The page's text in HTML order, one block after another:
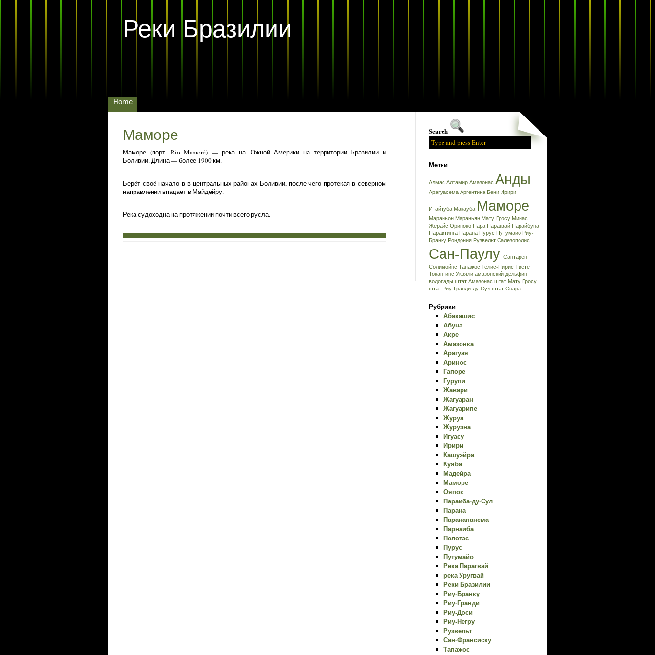
Реки Бразилии
Home
Маморе
Маморе (порт. Rio Mamoré) — река на Южной Америки на территории Бразилии и
Боливии. Длина — более 1900 км.
Берёт своё начало в в центральных районах Боливии, после чего протекая в северном
направлении впадает в Майдейру.
Река судоходна на протяжении почти всего русла.
Search
Метки
Алмас Алтамир Амазонас Анды
Арагуасема Аргентина Бени Ирири
Итайтуба Макауба Маморе
Мараньон Мараньян Мату-Гросу Минас-
Жерайс Ориноко Пара Парагвай Парайбуна
Парайтинга Парана Пурус Путумайо Риу-
Бранку Рондония Рузвельт Салезополис
Сан-Паулу Сантарен
Солимойнс Тапажос Телис-Пирис Тиете
Токантинс Укаяли амазонский дельфин
водопады штат Амазонас штат Мату-Гросу
штат Риу-Гранди-ду-Сул штат Сеара
Рубрики
Абакашис
Абуна
Акре
Амазонка
Арагуая
Аринос
Гапоре
Гурупи
Жавари
Жагуаран
Жагуарипе
Журуа
Журуэна
Игуасу
Ирири
Кашуэйра
Куяба
Мадейра
Маморе
Ояпок
Параиба-ду-Сул
Парана
Паранапанема
Парнаиба
Пелотас
Пурус
Путумайо
Река Парагвай
река Уругвай
Реки Бразилии
Риу-Бранку
Риу-Гранди
Риу-Доси
Риу-Негру
Рузвельт
Сан-Франсиску
Тапажос